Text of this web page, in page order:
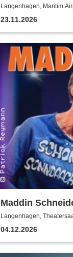
Hallervorden
Langenhagen, Maritim
Saal Maritim
23.11.2026
Maddin
Sonndaach
Langenhagen,
04.12.2026